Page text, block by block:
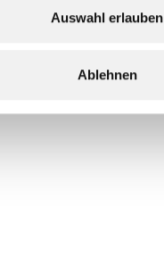
Auswahl erlauben
Ablehnen